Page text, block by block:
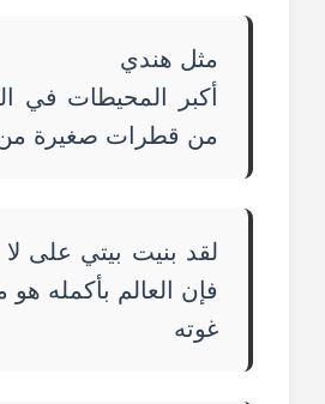
مثل هندي
أكبر المحيطات في
من قطرات صغيرة من
لقد بنيت بيتي على
فإن العالم بأكمله
غوته